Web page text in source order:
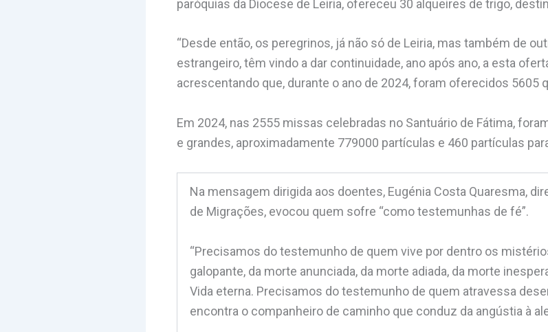
paróquias da Diocese de Leiria, ofereceu 30 alqueires de trigo,
“Desde então, os peregrinos, já não só de Leiria, mas também de
estrangeiro, têm vindo a dar continuidade, ano após ano, a esta
acrescentando que, durante o ano de 2024, foram oferecidos 5605
Em 2024, nas 2555 missas celebradas no Santuário de Fátima,
e grandes, aproximadamente 779000 partículas e 460 partículas
Na mensagem dirigida aos doentes, Eugénia Costa Quaresma,
de Migrações, evocou quem sofre “como testemunhas de fé”.
“Precisamos do testemunho de quem vive por dentro os
galopante, da morte anunciada, da morte adiada, da morte
Vida eterna. Precisamos do testemunho de quem atravessa
encontra o companheiro de caminho que conduz da angústia à